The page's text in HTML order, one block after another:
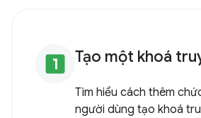
looks_one Tạo một khoá
Tìm hiểu cách thêm
người dùng tạo khoá